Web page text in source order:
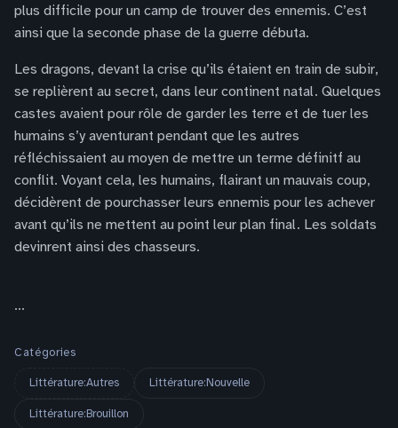
plus difficile pour un camp de trouver des ennemis. C’est
ainsi que la seconde phase de la guerre débuta.
Les dragons, devant la crise qu’ils étaient en train de subir,
se replièrent au secret, dans leur continent natal. Quelques
castes avaient pour rôle de garder les terre et de tuer les
humains s’y aventurant pendant que les autres
réfléchissaient au moyen de mettre un terme définitf au
conflit. Voyant cela, les humains, flairant un mauvais coup,
décidèrent de pourchasser leurs ennemis pour les achever
avant qu’ils ne mettent au point leur plan final. Les soldats
devinrent ainsi des chasseurs.
...
Catégories
Littérature:Autres Littérature:Nouvelle
Littérature:Brouillon